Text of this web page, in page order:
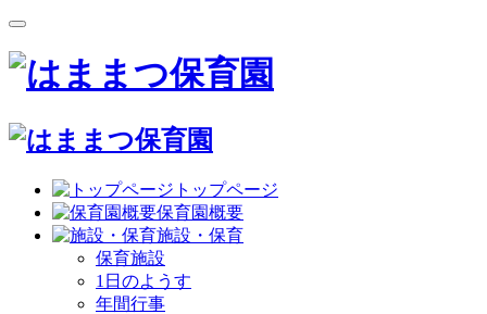
トップページ
保育園概要
施設・保育
保育施設
1日のようす
年間行事